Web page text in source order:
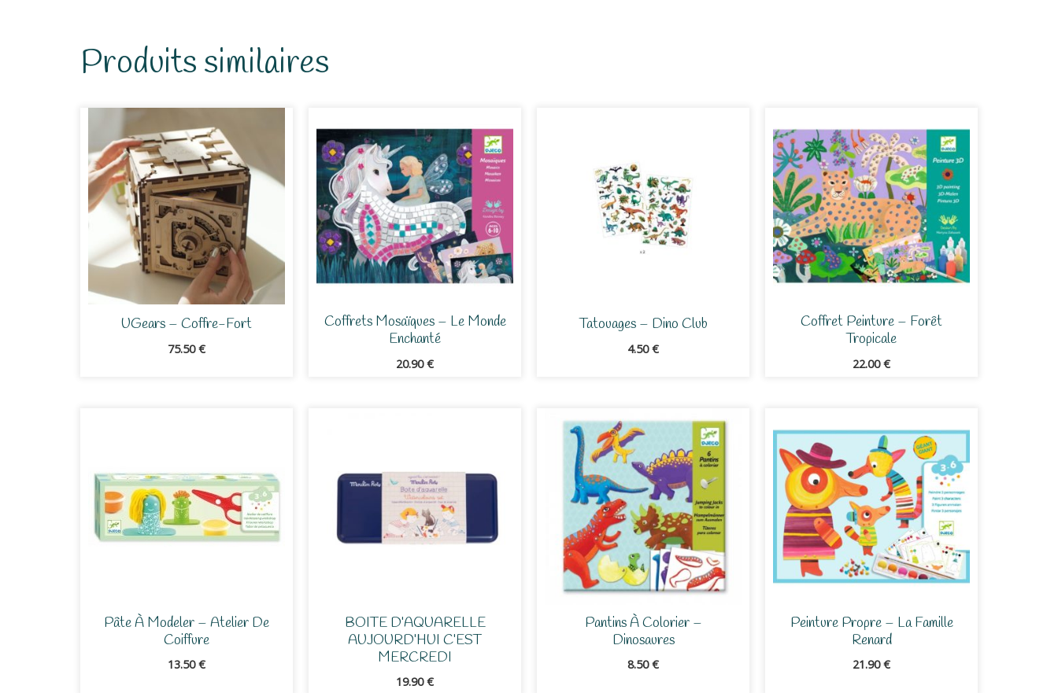
Produits similaires
UGears – Coffre-Fort
75.50€
Coffrets Mosaïques – Le Monde
Enchanté
20.90€
Tatouages – Dino Club
4.50€
Coffret Peinture – Forêt
Tropicale
22.00€
Pâte À Modeler – Atelier De
Coiffure
13.50€
BOITE D’AQUARELLE
AUJOURD’HUI C’EST
MERCREDI
19.90€
Pantins À Colorier –
Dinosaures
8.50€
Peinture Propre – La Famille
Renard
21.90€